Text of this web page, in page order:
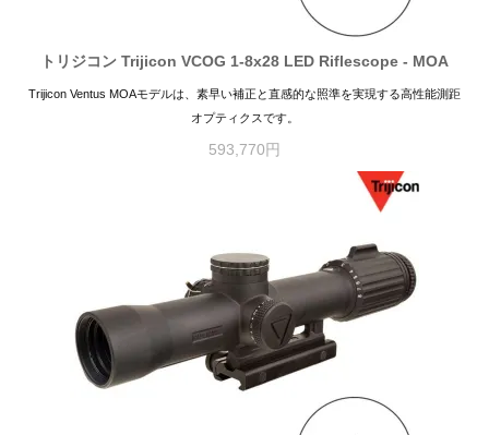
トリジコン Trijicon VCOG 1-8x28 LED Riflescope - MOA
Trijicon Ventus MOAモデルは、素早い補正と直感的な照準を実現する高性能測距
オプティクスです。
593,770円